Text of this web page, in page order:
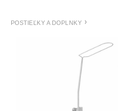
POSTIEĽKY A DOPLNKY